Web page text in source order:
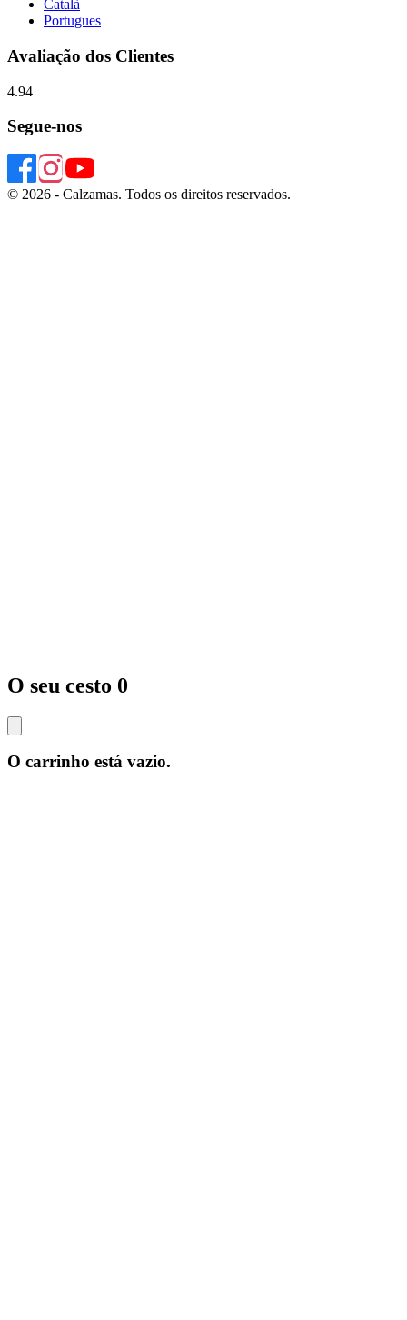
Català
Portugues
Avaliação dos Clientes
4.94
Segue-nos
© 2026 - Calzamas. Todos os direitos reservados.
O seu cesto 0
O carrinho está vazio.